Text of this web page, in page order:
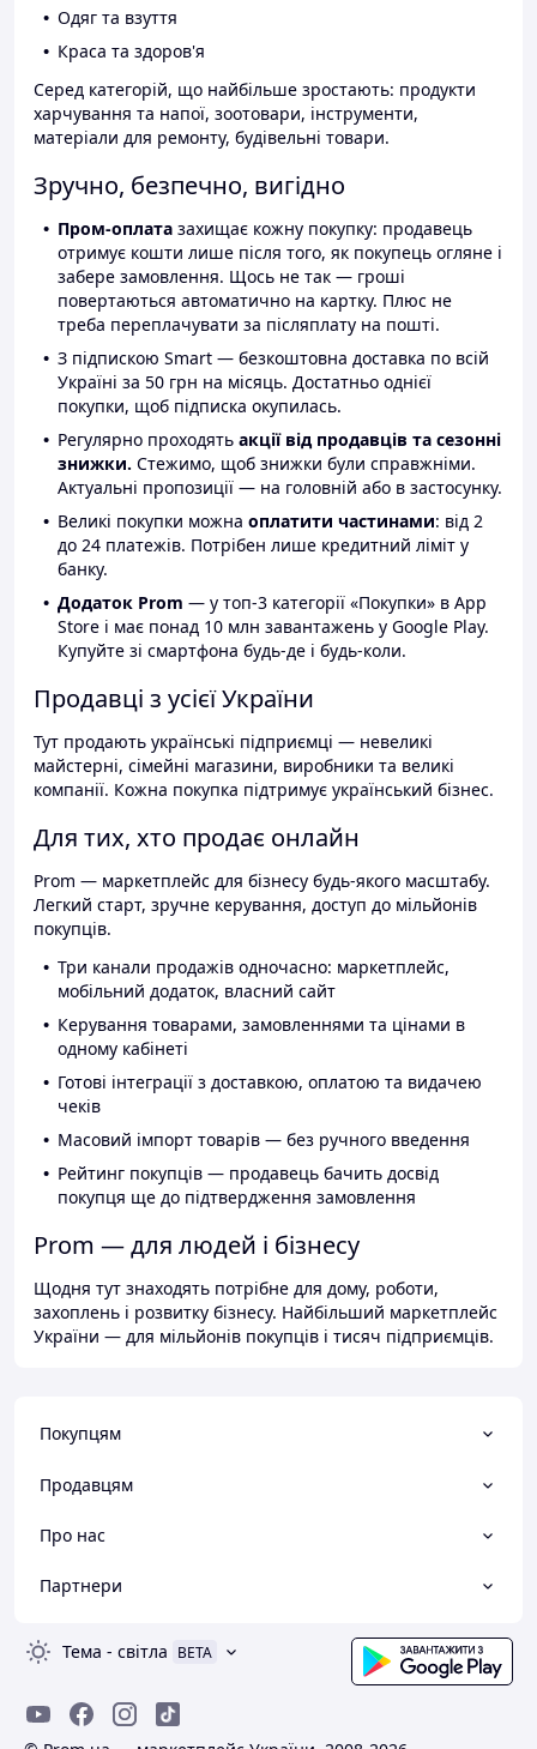
Одяг та взуття
Краса та здоров'я
Серед категорій, що найбільше зростають: продукти
харчування та напої, зоотовари, інструменти,
матеріали для ремонту, будівельні товари.
Зручно, безпечно, вигідно
Пром-оплата захищає кожну покупку: продавець
отримує кошти лише після того, як покупець огляне і
забере замовлення. Щось не так — гроші
повертаються автоматично на картку. Плюс не
треба переплачувати за післяплату на пошті.
З підпискою Smart — безкоштовна доставка по всій
Україні за 50 грн на місяць. Достатньо однієї
покупки, щоб підписка окупилась.
Регулярно проходять акції від продавців та сезонні
знижки. Стежимо, щоб знижки були справжніми.
Актуальні пропозиції — на головній або в застосунку.
Великі покупки можна оплатити частинами: від 2
до 24 платежів. Потрібен лише кредитний ліміт у
банку.
Додаток Prom — у топ-3 категорії «Покупки» в App
Store і має понад 10 млн завантажень у Google Play.
Купуйте зі смартфона будь-де і будь-коли.
Продавці з усієї України
Тут продають українські підприємці — невеликі
майстерні, сімейні магазини, виробники та великі
компанії. Кожна покупка підтримує український бізнес.
Для тих, хто продає онлайн
Prom — маркетплейс для бізнесу будь-якого масштабу.
Легкий старт, зручне керування, доступ до мільйонів
покупців.
Три канали продажів одночасно: маркетплейс,
мобільний додаток, власний сайт
Керування товарами, замовленнями та цінами в
одному кабінеті
Готові інтеграції з доставкою, оплатою та видачею
чеків
Масовий імпорт товарів — без ручного введення
Рейтинг покупців — продавець бачить досвід
покупця ще до підтвердження замовлення
Prom — для людей і бізнесу
Щодня тут знаходять потрібне для дому, роботи,
захоплень і розвитку бізнесу. Найбільший маркетплейс
України — для мільйонів покупців і тисяч підприємців.
Покупцям
Продавцям
Про нас
Партнери
Тема - світла BETA